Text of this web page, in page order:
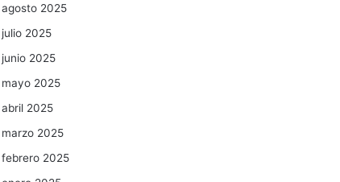
agosto 2025
julio 2025
junio 2025
mayo 2025
abril 2025
marzo 2025
febrero 2025